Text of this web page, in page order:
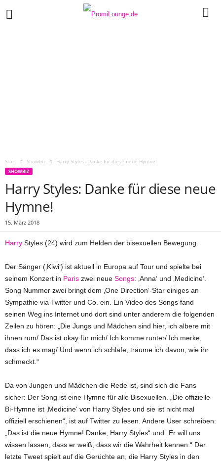
Start Showbiz Harry Styles: Danke für diese neue Hymne!
SHOWBIZ
Harry Styles: Danke für diese neue
Hymne!
15. März 2018
Harry Styles (24) wird zum Helden der bisexuellen Bewegung.
Der Sänger (‚Kiwi‘) ist aktuell in Europa auf Tour und spielte bei
seinem Konzert in Paris zwei neue Songs: ‚Anna‘ und ‚Medicine‘.
Song Nummer zwei bringt dem ‚One Direction‘-Star einiges an
Sympathie via Twitter und Co. ein. Ein Video des Songs fand
seinen Weg ins Internet und dort sind unter anderem die folgenden
Zeilen zu hören: „Die Jungs und Mädchen sind hier, ich albere mit
ihnen rum/ Das ist okay für mich/ Ich komme runter/ Ich merke,
dass ich es mag/ Und wenn ich schlafe, träume ich davon, wie ihr
schmeckt.“
Da von Jungen und Mädchen die Rede ist, sind sich die Fans
sicher: Der Song ist eine Hymne für alle Bisexuellen. „Die offizielle
Bi-Hymne ist ‚Medicine‘ von Harry Styles und sie ist nicht mal
offiziell erschienen“, ist auf Twitter zu lesen. Andere User schreiben:
„Das ist die neue Hymne! Danke, Harry Styles“ und „Er will uns
wissen lassen, dass er weiß, dass wir die Wahrheit kennen.“ Der
letzte Tweet spielt auf die Gerüchte an, die Harry Styles in den